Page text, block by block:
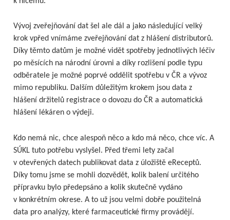
Vývoj zveřejňování dat šel ale dál a jako následující velký
krok vpřed vnímáme zveřejňování dat z hlášení distributorů.
Díky těmto datům je možné vidět spotřeby jednotlivých léčiv
po měsících na národní úrovni a díky rozlišení podle typu
odběratele je možné poprvé oddělit spotřebu v ČR a vývoz
mimo republiku. Dalším důležitým krokem jsou data z
hlášení držitelů registrace o dovozu do ČR a automatická
hlášení lékáren o výdeji.
Kdo nemá nic, chce alespoň něco a kdo má něco, chce víc. A
SÚKL tuto potřebu vyslyšel. Před třemi lety začal
v otevřených datech publikovat data z úložiště eReceptů.
Díky tomu jsme se mohli dozvědět, kolik balení určitého
přípravku bylo předepsáno a kolik skutečně vydáno
v konkrétním okrese. A to už jsou velmi dobře použitelná
data pro analýzy, které farmaceutické firmy provádějí.